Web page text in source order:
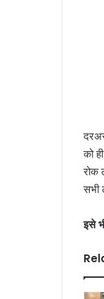
को
रोक
सभी
इसे